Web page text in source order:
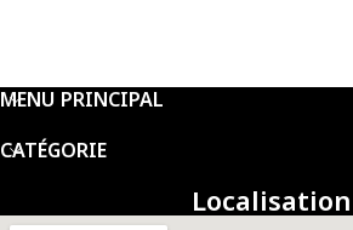
MENU PRINCIPAL
CATÉGORIE
Localisation